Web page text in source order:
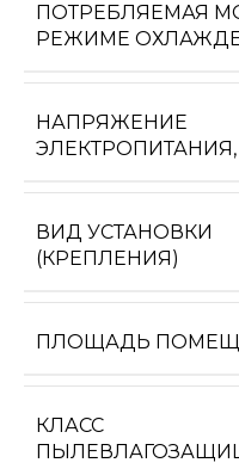
ПОТРЕБЛЯЕМАЯ
РЕЖИМЕ
НАПРЯЖЕНИЕ
ЭЛЕКТРОПИТАНИЯ,
ВИД УСТАНОВКИ
(КРЕПЛЕНИЯ)
ПЛОЩАДЬ
КЛАСС